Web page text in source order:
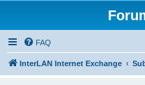
FAQ
InterLAN Internet Exchange